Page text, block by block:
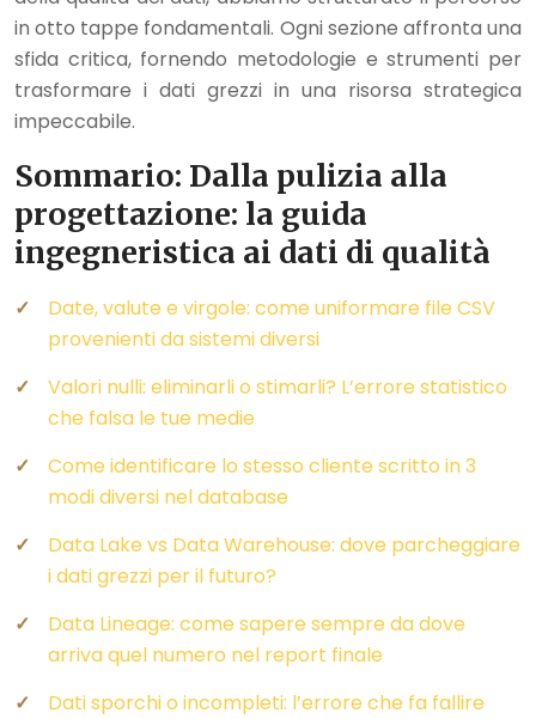
in otto tappe fondamentali. Ogni sezione affronta una
sfida critica, fornendo metodologie e strumenti per
trasformare i dati grezzi in una risorsa strategica
impeccabile.
Sommario: Dalla pulizia alla
progettazione: la guida
ingegneristica ai dati di qualità
Date, valute e virgole: come uniformare file CSV
provenienti da sistemi diversi
Valori nulli: eliminarli o stimarli? L’errore statistico
che falsa le tue medie
Come identificare lo stesso cliente scritto in 3
modi diversi nel database
Data Lake vs Data Warehouse: dove parcheggiare
i dati grezzi per il futuro?
Data Lineage: come sapere sempre da dove
arriva quel numero nel report finale
Dati sporchi o incompleti: l’errore che fa fallire